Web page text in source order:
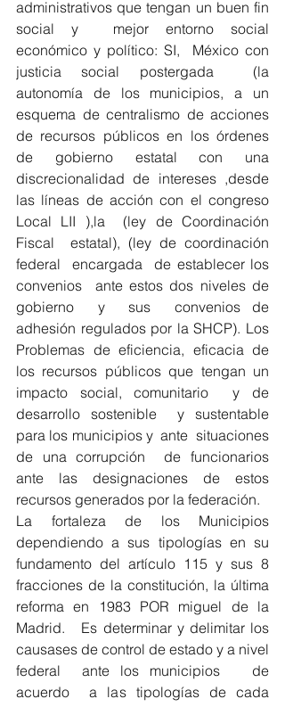
administrativos que tengan un buen fin
social y  mejor entorno social
económico y político: SI,  México con
justicia social postergada  (la
autonomía de los municipios, a un
esquema de centralismo de acciones
de recursos públicos en los órdenes
de gobierno estatal con una
discrecionalidad de intereses ,desde
las líneas de acción con el congreso
Local LII ),la  (ley de Coordinación
Fiscal  estatal), (ley de coordinación
federal  encargada  de establecer los
convenios  ante estos dos niveles de
gobierno  y  sus  convenios de
adhesión regulados por la SHCP). Los
Problemas de eficiencia, eficacia de
los recursos públicos que tengan un
impacto social, comunitario  y de
desarrollo sostenible  y sustentable
para los municipios y  ante  situaciones
de una corrupción  de funcionarios
ante las designaciones de estos
recursos generados por la federación.
La fortaleza de los Municipios
dependiendo a sus tipologías en su
fundamento del artículo 115 y sus 8
fracciones de la constitución, la última
reforma en 1983 POR miguel de la
Madrid.   Es determinar y delimitar los
causases de control de estado y a nivel
federal  ante los municipios   de
acuerdo  a las tipologías de cada